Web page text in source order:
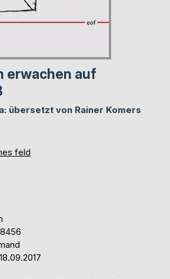
erwachen auf
übersetzt von Rainer Komers
feld